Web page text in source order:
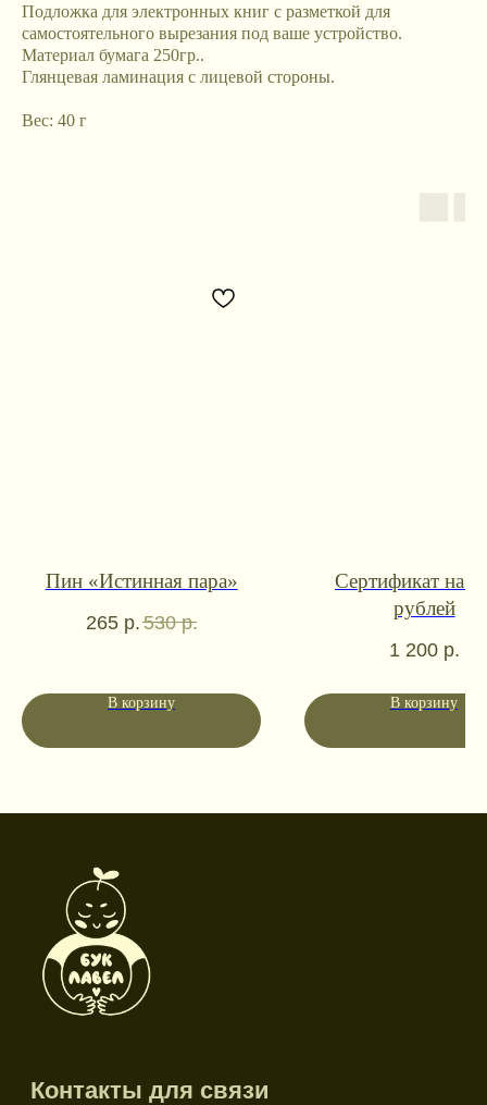
Подложка для электронных книг с разметкой для
самостоятельного вырезания под ваше устройство.
Материал бумага 250гр..
Глянцевая ламинация с лицевой стороны.
Вес: 40 г
Пин «Истинная пара»
265 р.530 р.
В корзину
Сертификат на
рублей
1 200 р.
В корзину
Каталог
Новинки
Закладки
Открытки
Другое
Отрывные блоки
Брелоки и значки
booklandtravel@yandex.ru
WhatsApp
Telegram
Пн-пт: 10:00-18:00